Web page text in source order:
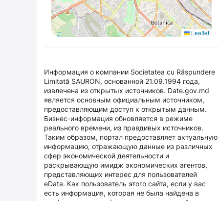
Leaflet
Информация о компании Societatea cu Răspundere
Limitată SAURON, основанной 21.09.1994 года,
извлечена из открытых источников. Date.gov.md
является основным официальным источником,
предоставляющим доступ к открытым данным.
Бизнес-информация обновляется в режиме
реального времени, из правдивых источников.
Таким образом, портал предоставляет актуальную
информацию, отражающую данные из различных
сфер экономической деятельности и
раскрывающую имидж экономических агентов,
представляющих интерес для пользователей
eData. Как пользователь этого сайта, если у вас
есть информация, которая не была найдена в